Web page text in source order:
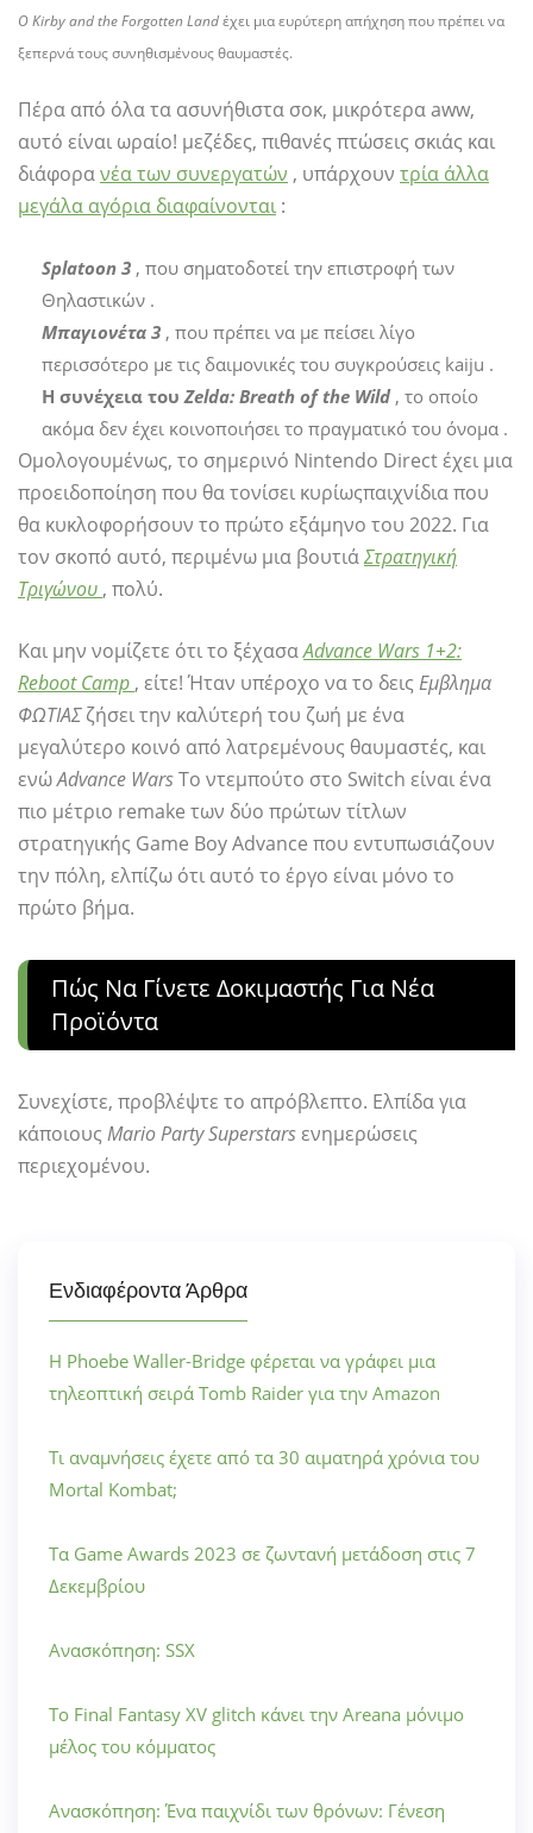
Ο Kirby and the Forgotten Landέχει μια ευρύτερη απήχηση που πρέπει να
ξεπερνά τους συνηθισμένους θαυμαστές.
Πέρα από όλα τα ασυνήθιστα σοκ, μικρότερα aww,
αυτό είναι ωραίο! μεζέδες, πιθανές πτώσεις σκιάς και
διάφορανέα των συνεργατών , υπάρχουν τρία άλλα
μεγάλα αγόρια διαφαίνονται :
Splatoon 3 , που σηματοδοτεί την επιστροφή των
Θηλαστικών .
Μπαγιονέτα 3 , που πρέπει να με πείσει λίγο
περισσότερο με τις δαιμονικές του συγκρούσεις kaiju .
Η συνέχεια του Zelda: Breath of the Wild , το οποίο
ακόμα δεν έχει κοινοποιήσει το πραγματικό του όνομα .
Ομολογουμένως, το σημερινό Nintendo Direct έχει μια
προειδοποίηση που θα τονίσει κυρίωςπαιχνίδια που
θα κυκλοφορήσουν το πρώτο εξάμηνο του 2022. Για
τον σκοπό αυτό, περιμένω μια βουτιάΣτρατηγική
Τριγώνου , πολύ.
Και μην νομίζετε ότι το ξέχασαAdvance Wars 1+2:
Reboot Camp , είτε! Ήταν υπέροχο να το δεις Εμβλημα
ΦΩΤΙΑΣζήσει την καλύτερή του ζωή με ένα
μεγαλύτερο κοινό από λατρεμένους θαυμαστές, και
ενώAdvance WarsΤο ντεμπούτο στο Switch είναι ένα
πιο μέτριο remake των δύο πρώτων τίτλων
στρατηγικής Game Boy Advance που εντυπωσιάζουν
την πόλη, ελπίζω ότι αυτό το έργο είναι μόνο το
πρώτο βήμα.
Πώς Να Γίνετε Δοκιμαστής Για Νέα
Προϊόντα
Συνεχίστε, προβλέψτε το απρόβλεπτο. Ελπίδα για
κάποιους Mario Party Superstarsενημερώσεις
περιεχομένου.
Ενδιαφέροντα Άρθρα
Η Phoebe Waller-Bridge φέρεται να γράφει μια
τηλεοπτική σειρά Tomb Raider για την Amazon
Τι αναμνήσεις έχετε από τα 30 αιματηρά χρόνια του
Mortal Kombat;
Τα Game Awards 2023 σε ζωντανή μετάδοση στις 7
Δεκεμβρίου
Ανασκόπηση: SSX
Το Final Fantasy XV glitch κάνει την Areana μόνιμο
μέλος του κόμματος
Ανασκόπηση: Ένα παιχνίδι των θρόνων: Γένεση